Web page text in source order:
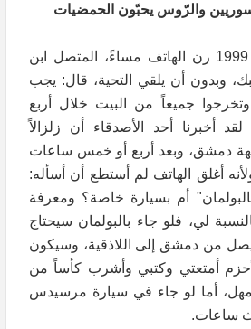
والرّوس يحبّون الحمضيات
في 23 أب/اغسطس 1999 رن الهاتف مساءً، المتصل ابن
وبدون أن يلقي التحية، قال: يجب
وتخرجوا جميعاً من البيت خلال أربع
أخبرنا أحد الأصدقاء أن زلزالاً
دمشق، وبعد أربع أو خمس ساعات
أغلق الهاتف لم أستطع أن أسأله:
أم بسيارة خاصة؟ ومعرفة
لي، فلو جاء بالبولمان سيحتاج
من دمشق إلى اللاذقية، وسيكون
أمتعتي وكتبي وأشرب كأساً من
مهل، أما لو جاء في سيارة مرسيدس
ساعات.